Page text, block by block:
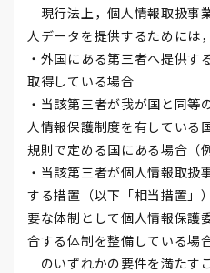
現行法上，個人情報取扱事
人データを提供するためには，
・外国にある第三者へ提供す
取得している場合
・当該第三者が我が国と同
人情報保護制度を有している
規則で定める国にある場合（
・当該第三者が個人情報取扱
する措置（以下「相当措置」
要な体制として個人情報保護
合する体制を整備している場
のいずれかの要件を満たす